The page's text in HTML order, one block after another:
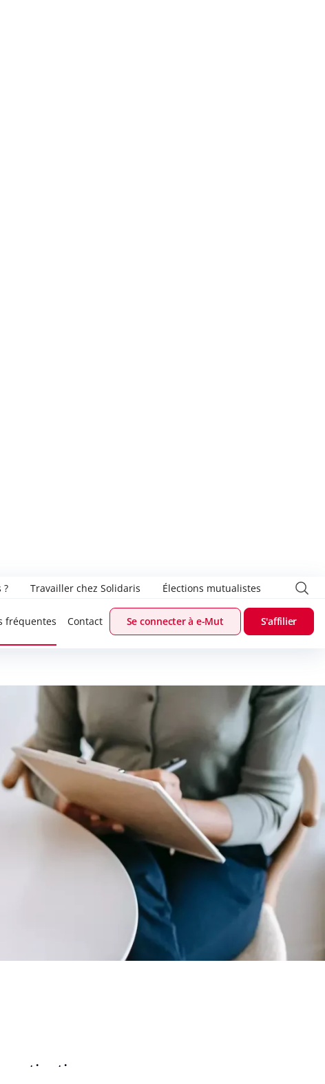
? Travailler chez Solidaris Élections mutualistes
fréquentes Contact Se connecter à e-Mut S'affilier